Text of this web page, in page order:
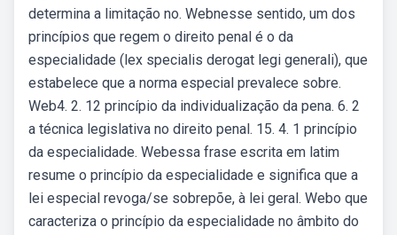
determina a limitação no. Webnesse sentido, um dos
princípios que regem o direito penal é o da
especialidade (lex specialis derogat legi generali), que
estabelece que a norma especial prevalece sobre.
Web4. 2. 12 princípio da individualização da pena. 6. 2
a técnica legislativa no direito penal. 15. 4. 1 princípio
da especialidade. Webessa frase escrita em latim
resume o princípio da especialidade e significa que a
lei especial revoga/se sobrepõe, à lei geral. Webo que
caracteriza o princípio da especialidade no âmbito do